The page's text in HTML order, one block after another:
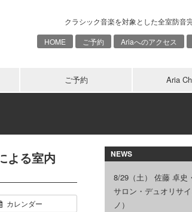
クラシック音楽を対象とした全室防音
HOME
ご予約 Ariaへのアクセス
ご予約 Aria
よる室内
カレンダー
NEWS
8/29（土） 佐藤 卓史
サロン・デュオリサ
ノ）